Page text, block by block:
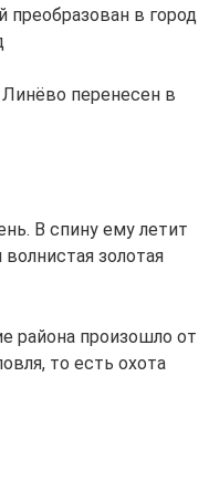
преобразован в город
перенесен в
В спину ему летит
золотая
района произошло от
то есть охота